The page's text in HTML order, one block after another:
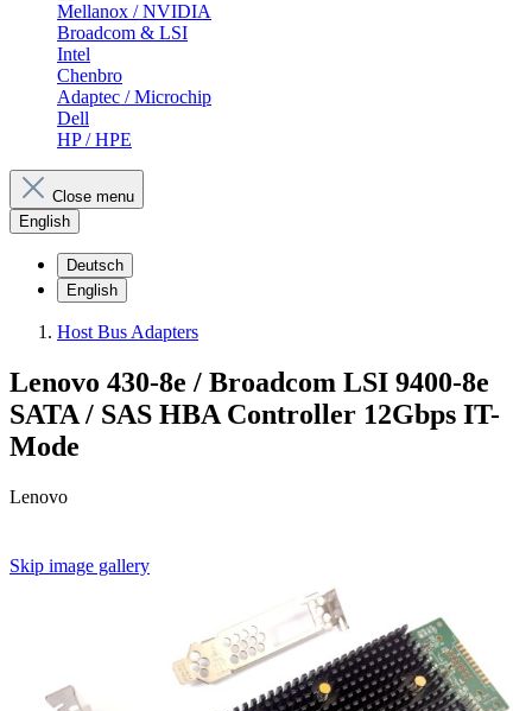
Mellanox / NVIDIA
Broadcom & LSI
Intel
Chenbro
Adaptec / Microchip
Dell
HP / HPE
Close menu
English
Deutsch
English
Host Bus Adapters
Lenovo 430-8e / Broadcom LSI 9400-8e
SATA / SAS HBA Controller 12Gbps IT-
Mode
Lenovo
Skip image gallery